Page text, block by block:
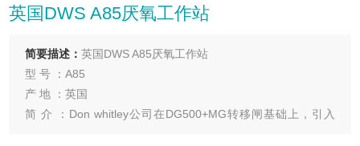
英国DWS A85厌氧工作站
简要描述：英国DWS A85厌氧工作站
型 号 ：A85
产 地 ：英国
简 介 ：Don whitley公司在DG500+MG转移闸基础上，引入